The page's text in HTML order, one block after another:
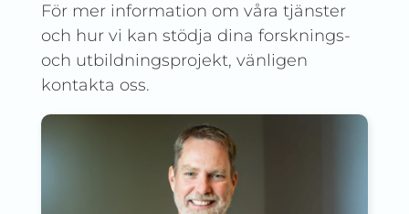
För mer information om våra tjänster
och hur vi kan stödja dina forsknings-
och utbildningsprojekt, vänligen
kontakta oss.